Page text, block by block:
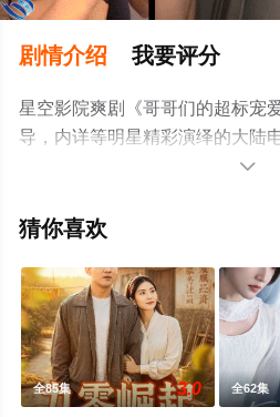
剧情介绍 我要评分
星空影院爽剧《哥哥们的超标宠
导，内详等明星精彩演绎的大陆
晓（全81集），手机免费观看高
电视猫或剧情网等平台了解。

猜你喜欢
全85集 3.0 全62集